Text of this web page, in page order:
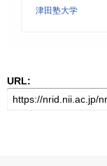
津田塾大学
URL: